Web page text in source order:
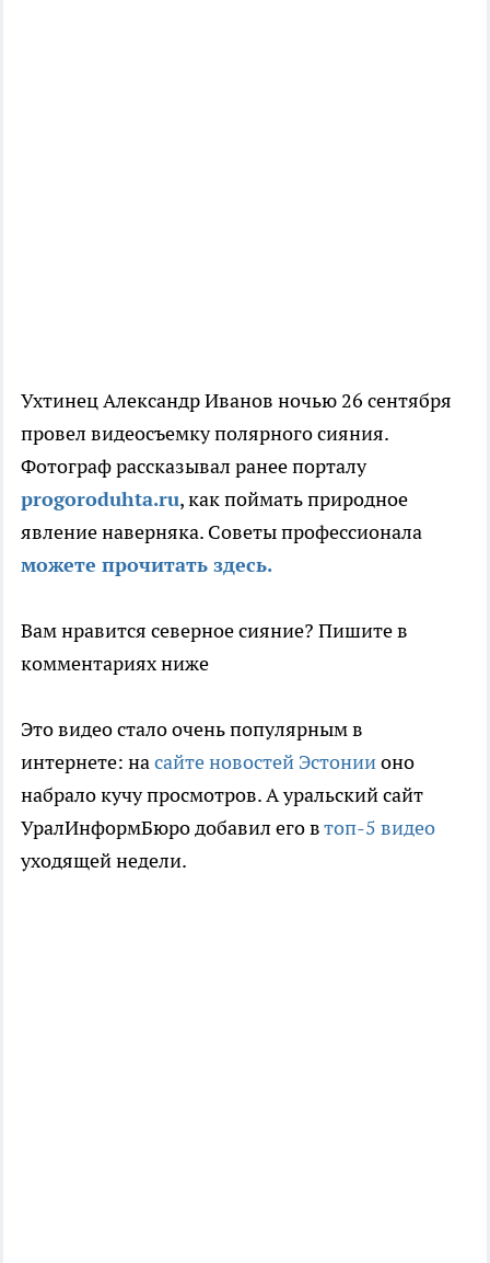
Ухтинец Александр Иванов ночью 26 сентября
провел видеосъемку полярного сияния.
Фотограф рассказывал ранее порталу
progoroduhta.ru, как поймать природное
явление наверняка. Советы профессионала
можете прочитать здесь.
Вам нравится северное сияние? Пишите в
комментариях ниже
Это видео стало очень популярным в
интернете: насайте новостей Эстониионо
набрало кучу просмотров. А уральский сайт
УралИнформБюро добавил его втоп-5 видео
уходящей недели.